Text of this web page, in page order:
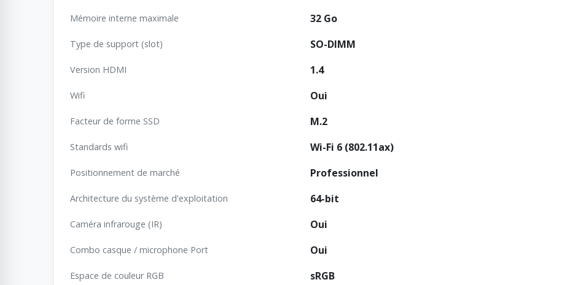
Mémoire interne maximale 32 Go
Type de support (slot) SO-DIMM
Version HDMI 1.4
Wifi Oui
Facteur de forme SSD M.2
Standards wifi Wi-Fi 6 (802.11ax)
Positionnement de marché Professionnel
Architecture du système d'exploitation 64-bit
Caméra infrarouge (IR) Oui
Combo casque / microphone Port Oui
Espace de couleur RGB sRGB